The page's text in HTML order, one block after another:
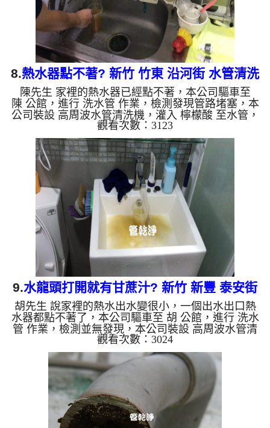
8.熱水器點不著? 新竹 竹東 沿河街 水管清洗
陳先生 家裡的熱水器已經點不著，本公司驅車至
陳 公館，進行 洗水管 作業，檢測發現管路堵塞，本
公司裝設 高周波水管清洗機，灌入 檸檬酸 至水管，
等了約15分，開啟 水管清洗機 ，啟動 螺旋波 模式，
一洗水管就噴出泥水，還不時掉出異物，如影片，兩
個多小時後，管路洗乾淨水出水量恢復，熱水器也能
正常使用了。 如是自來水，如水管老化，會產生鐵
鏽跟泥沙堆積，洗出來的水就會是咖啡色，地下水含
有氧化錳，管壁上會結成黑色管垢，洗出來的水會跟
石油一樣黑，有些洗出綠色的水，是因為裡面有銅的
物質，生鏽產生銅綠...
觀看次數：3123
9.水龍頭打開就有甘蔗汁? 新竹 新豐 泰安街
洗水管
胡先生 說家裡的熱水出水變很小，一個出水出口熱
水器都點不著了，本公司驅車至 胡 公館，進行 洗水
管 作業，檢測並無發現，本公司裝設 高周波水管清
洗機，灌入 檸檬酸 至水管，等了約15分，開啟 水管
清洗機 ，啟動 螺旋波 模式，剛洗水管就噴出黃色髒
水，看起來跟甘蔗汁一樣，如影片，兩個多小時後，
出水變乾淨熱水出水量恢復了。 如是自來水，如水
管老化，會產生鐵鏽跟泥沙堆積，洗出來的水就會是
咖啡色，地下水含有氧化錳，管壁上會結成黑色管
垢，洗出來的水會跟石油一樣黑，有些洗出綠色的
水，是因為裡面有銅的物...
觀看次數：3024